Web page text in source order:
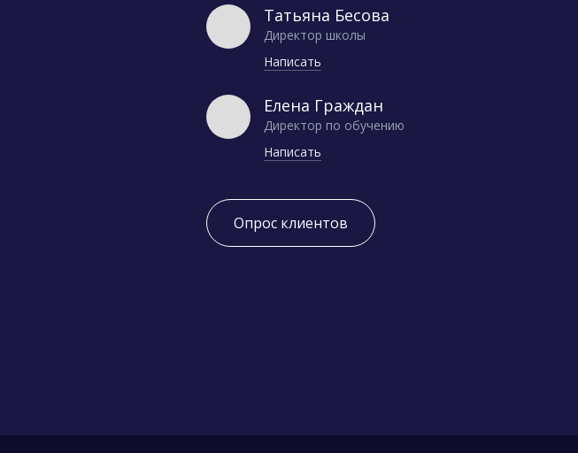
Татьяна Бесова
Директор школы
Написать
Елена Граждан
Директор по обучению
Написать
Опрос клиентов